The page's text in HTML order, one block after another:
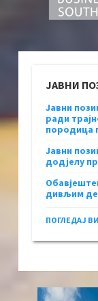
ЈАВНИ
Јавни
ради
породица
Јавни
додјелу
дивљим
ПОГЛЕДАЈ